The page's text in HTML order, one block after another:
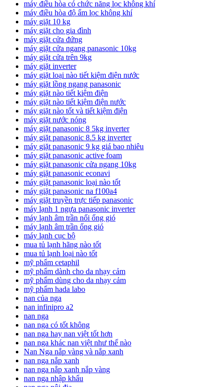
máy điều hòa có chức năng lọc không khí
máy điều hòa độ ẩm lọc không khí
máy giặt 10 kg
máy giặt cho gia đình
máy giặt cửa đứng
máy giặt cửa ngang panasonic 10kg
máy giặt cửa trên 9kg
máy giặt inverter
máy giặt loại nào tiết kiệm điện nước
máy giặt lồng ngang panasonic
máy giặt nào tiết kiệm điện
máy giặt nào tiết kiệm điện nước
máy giặt nào tốt và tiết kiệm điện
máy giặt nước nóng
máy giặt panasonic 8 5kg inverter
máy giặt panasonic 8.5 kg inverter
máy giặt panasonic 9 kg giá bao nhiêu
máy giặt panasonic active foam
máy giặt panasonic cửa ngang 10kg
máy giặt panasonic econavi
máy giặt panasonic loại nào tốt
máy giặt panasonic na f100a4
máy giặt truyền trực tiếp panasonic
máy lạnh 1 ngựa panasonic inverter
máy lạnh âm trần nối ống gió
máy lạnh âm trần ống gió
máy lạnh cục bộ
mua tủ lạnh hãng nào tốt
mua tủ lạnh loại nào tốt
mỹ phẩm cetaphil
mỹ phẩm dành cho da nhạy cảm
mỹ phẩm dùng cho da nhạy cảm
mỹ phẩm hada labo
nan của nga
nan infinipro a2
nan nga
nan nga có tốt không
nan nga hay nan việt tốt hơn
nan nga khác nan việt như thế nào
Nan Nga nắp vàng và nắp xanh
nan nga nắp xanh
nan nga nắp xanh nắp vàng
nan nga nhập khẩu